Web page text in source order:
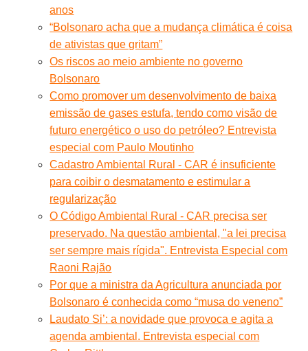
anos
“Bolsonaro acha que a mudança climática é coisa
de ativistas que gritam”
Os riscos ao meio ambiente no governo
Bolsonaro
Como promover um desenvolvimento de baixa
emissão de gases estufa, tendo como visão de
futuro energético o uso do petróleo? Entrevista
especial com Paulo Moutinho
Cadastro Ambiental Rural - CAR é insuficiente
para coibir o desmatamento e estimular a
regularização
O Código Ambiental Rural - CAR precisa ser
preservado. Na questão ambiental, "a lei precisa
ser sempre mais rígida". Entrevista Especial com
Raoni Rajão
Por que a ministra da Agricultura anunciada por
Bolsonaro é conhecida como “musa do veneno”
Laudato Si’: a novidade que provoca e agita a
agenda ambiental. Entrevista especial com